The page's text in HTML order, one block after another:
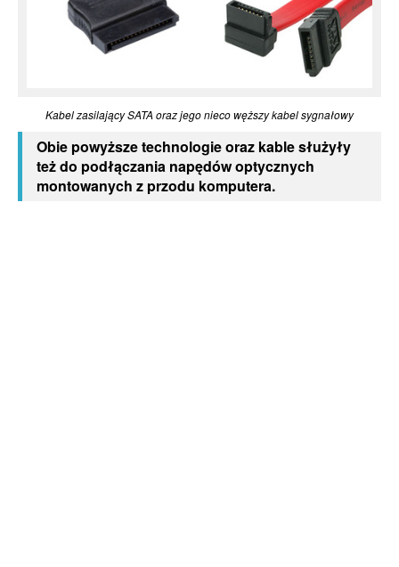
Kabel zasilający SATA oraz jego nieco węższy kabel sygnałowy
Obie powyższe technologie oraz kable służyły
też do podłączania napędów optycznych
montowanych z przodu komputera.